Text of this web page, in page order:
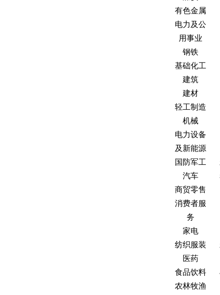
有色金属
电力及公
用事业
钢铁
基础化工
建筑
建材
轻工制造
机械
电力设备
及新能源
国防军工
汽车
商贸零售
消费者服
务
家电
纺织服装
医药
食品饮料
农林牧渔